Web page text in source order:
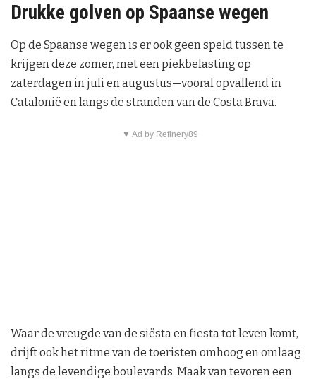
Drukke golven op Spaanse wegen
Op de Spaanse wegen is er ook geen speld tussen te
krijgen deze zomer, met een piekbelasting op
zaterdagen in juli en augustus—vooral opvallend in
Catalonië en langs de stranden van de Costa Brava.
▼ Ad by Refinery89
Waar de vreugde van de siësta en fiesta tot leven komt,
drijft ook het ritme van de toeristen omhoog en omlaag
langs de levendige boulevards. Maak van tevoren een